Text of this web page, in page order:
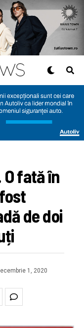
fată în
de doi
1, 2020